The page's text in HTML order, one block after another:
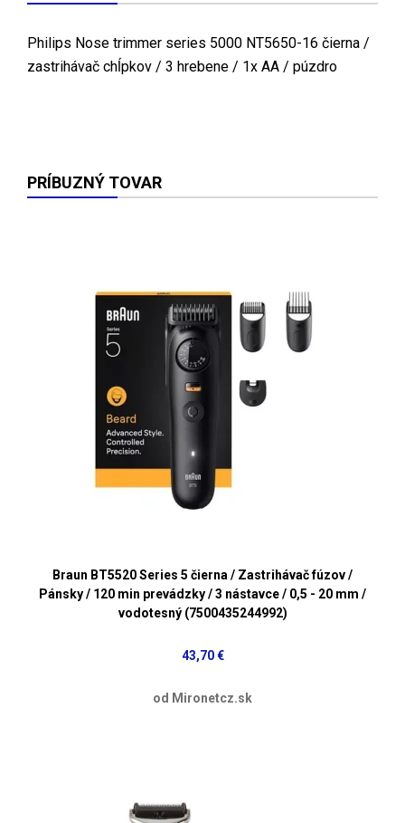
Philips Nose trimmer series 5000 NT5650-16 čierna /
zastrihávač chĺpkov / 3 hrebene / 1x AA / púzdro
PRÍBUZNÝ TOVAR
Braun BT5520 Series 5 čierna / Zastrihávač fúzov /
Pánsky / 120 min prevádzky / 3 nástavce / 0,5 - 20 mm /
vodotesný (7500435244992)
43,70 €
od Mironetcz.sk